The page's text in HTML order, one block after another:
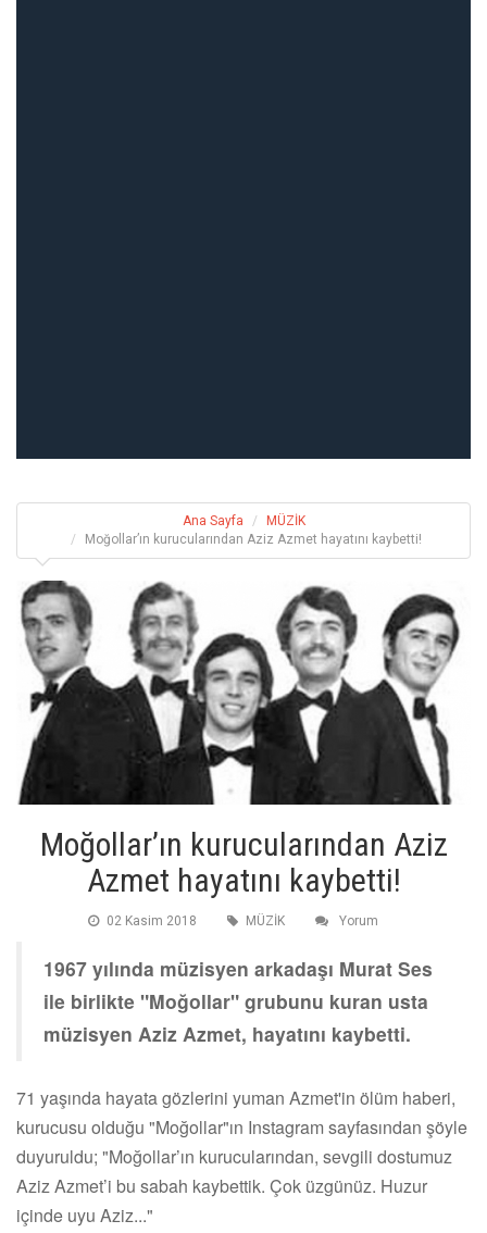
Ana Sayfa
MÜZİK
Moğollar’ın kurucularından Aziz Azmet hayatını kaybetti!
Moğollar’ın kurucularından Aziz
Azmet hayatını kaybetti!
02 Kasim 2018 MÜZİK Yorum
1967 yılında müzisyen arkadaşı Murat Ses
ile birlikte "Moğollar" grubunu kuran usta
müzisyen Aziz Azmet, hayatını kaybetti.
71 yaşında hayata gözlerini yuman Azmet'in ölüm haberi,
kurucusu olduğu "Moğollar"ın Instagram sayfasından şöyle
duyuruldu; "Moğollar’ın kurucularından, sevgili dostumuz
Aziz Azmet’i bu sabah kaybettik. Çok üzgünüz. Huzur
içinde uyu Aziz..."